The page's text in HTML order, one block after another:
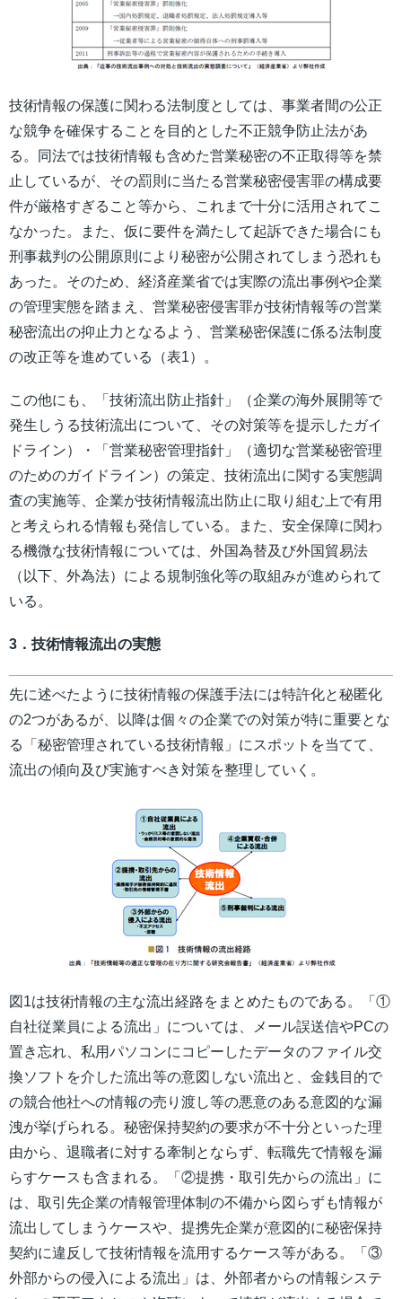
技術情報の保護に関わる法制度としては、事業者間の公正
な競争を確保することを目的とした不正競争防止法があ
る。同法では技術情報も含めた営業秘密の不正取得等を禁
止しているが、その罰則に当たる営業秘密侵害罪の構成要
件が厳格すぎること等から、これまで十分に活用されてこ
なかった。また、仮に要件を満たして起訴できた場合にも
刑事裁判の公開原則により秘密が公開されてしまう恐れも
あった。そのため、経済産業省では実際の流出事例や企業
の管理実態を踏まえ、営業秘密侵害罪が技術情報等の営業
秘密流出の抑止力となるよう、営業秘密保護に係る法制度
の改正等を進めている（表1）。
この他にも、「技術流出防止指針」（企業の海外展開等で
発生しうる技術流出について、その対策等を提示したガイ
ドライン）・「営業秘密管理指針」（適切な営業秘密管理
のためのガイドライン）の策定、技術流出に関する実態調
査の実施等、企業が技術情報流出防止に取り組む上で有用
と考えられる情報も発信している。また、安全保障に関わ
る機微な技術情報については、外国為替及び外国貿易法
（以下、外為法）による規制強化等の取組みが進められて
いる。
3．技術情報流出の実態
先に述べたように技術情報の保護手法には特許化と秘匿化
の2つがあるが、以降は個々の企業での対策が特に重要とな
る「秘密管理されている技術情報」にスポットを当てて、
流出の傾向及び実施すべき対策を整理していく。
図1は技術情報の主な流出経路をまとめたものである。「①
自社従業員による流出」については、メール誤送信やPCの
置き忘れ、私用パソコンにコピーしたデータのファイル交
換ソフトを介した流出等の意図しない流出と、金銭目的で
の競合他社への情報の売り渡し等の悪意のある意図的な漏
洩が挙げられる。秘密保持契約の要求が不十分といった理
由から、退職者に対する牽制とならず、転職先で情報を漏
らすケースも含まれる。「②提携・取引先からの流出」に
は、取引先企業の情報管理体制の不備から図らずも情報が
流出してしまうケースや、提携先企業が意図的に秘密保持
契約に違反して技術情報を流用するケース等がある。「③
外部からの侵入による流出」は、外部者からの情報システ